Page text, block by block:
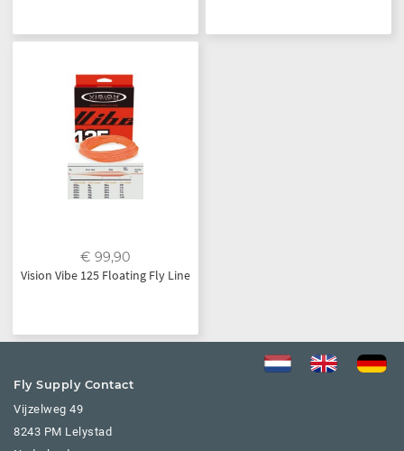
€ 99,90
Vision Vibe 125 Floating Fly Line
Fly Supply Contact
Vijzelweg 49
8243 PM Lelystad